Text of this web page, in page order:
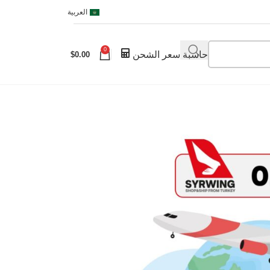
العربية
حاسبة سعر الشحن 0
$0.00